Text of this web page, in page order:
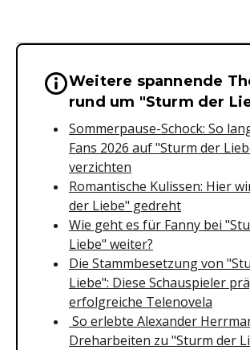
Wichtige Hinweise &
Weitere spannende
rund um "Sturm der
Sommerpause-Schock: So
Fans 2026 auf "Sturm der
verzichten
Romantische Kulissen: Hier
der Liebe" gedreht
Wie geht es für Fanny bei
Liebe" weiter?
Die Stammbesetzung von
Liebe": Diese Schauspieler
erfolgreiche Telenovela
So erlebte Alexander
Dreharbeiten zu "Sturm der